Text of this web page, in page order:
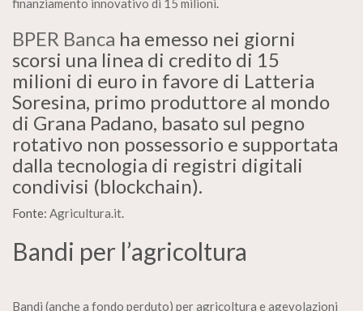
finanziamento innovativo di 15 milioni.
BPER Banca ha emesso nei giorni
scorsi una linea di credito di 15
milioni di euro in favore di Latteria
Soresina, primo produttore al mondo
di Grana Padano, basato sul pegno
rotativo non possessorio e supportata
dalla tecnologia di registri digitali
condivisi (blockchain).
Fonte: Agricultura.it.
Bandi per l’agricoltura
Bandi (anche a fondo perduto) per agricoltura e agevolazioni